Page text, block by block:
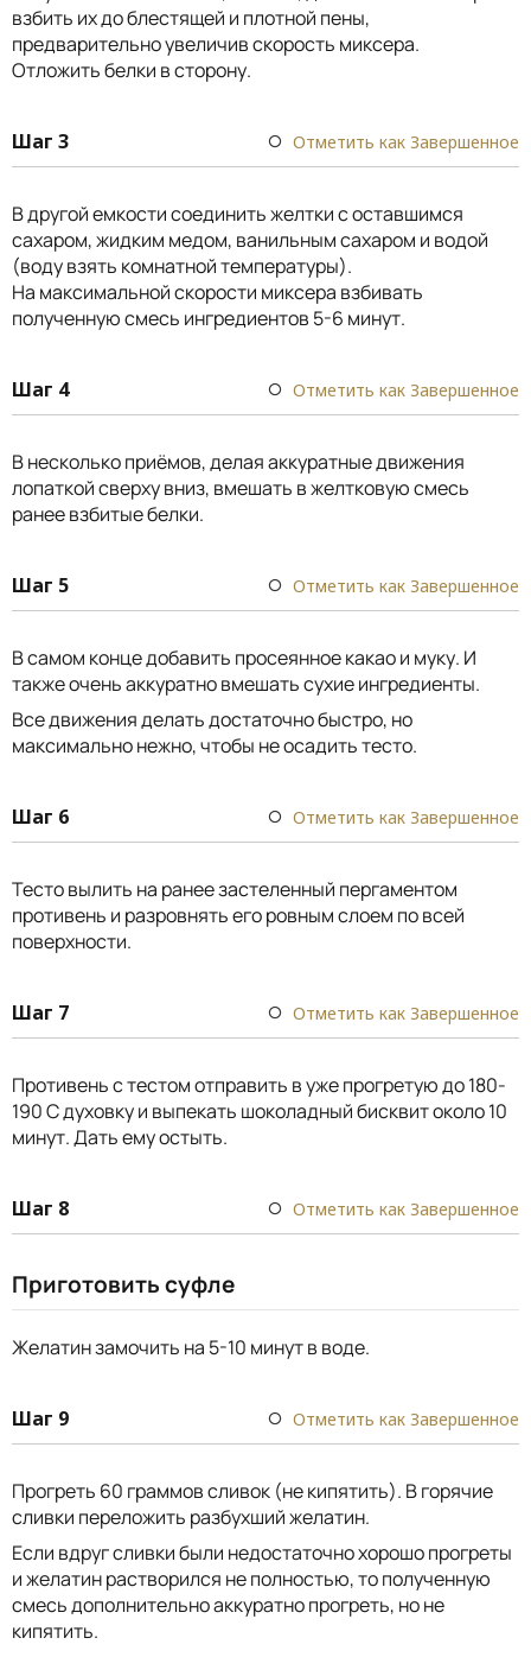
взбить их до блестящей и плотной пены,
предварительно увеличив скорость миксера.
Отложить белки в сторону.
Шаг 3 Отметить как Завершенное
В другой емкости соединить желтки с оставшимся
сахаром, жидким медом, ванильным сахаром и водой
(воду взять комнатной температуры).
На максимальной скорости миксера взбивать
полученную смесь ингредиентов 5-6 минут.
Шаг 4 Отметить как Завершенное
В несколько приёмов, делая аккуратные движения
лопаткой сверху вниз, вмешать в желтковую смесь
ранее взбитые белки.
Шаг 5 Отметить как Завершенное
В самом конце добавить просеянное какао и муку. И
также очень аккуратно вмешать сухие ингредиенты.
Все движения делать достаточно быстро, но
максимально нежно, чтобы не осадить тесто.
Шаг 6 Отметить как Завершенное
Тесто вылить на ранее застеленный пергаментом
противень и разровнять его ровным слоем по всей
поверхности.
Шаг 7 Отметить как Завершенное
Противень с тестом отправить в уже прогретую до 180-
190 С духовку и выпекать шоколадный бисквит около 10
минут. Дать ему остыть.
Шаг 8 Отметить как Завершенное
Приготовить суфле
Желатин замочить на 5-10 минут в воде.
Шаг 9 Отметить как Завершенное
Прогреть 60 граммов сливок (не кипятить). В горячие
сливки переложить разбухший желатин.
Если вдруг сливки были недостаточно хорошо прогреты
и желатин растворился не полностью, то полученную
смесь дополнительно аккуратно прогреть, но не
кипятить.